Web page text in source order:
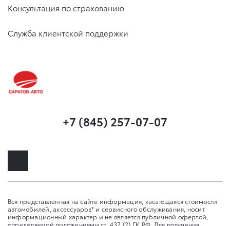
Консультация по страхованию
Служба клиентской поддержки
+7 (845) 257-07-07
Вся представленная на сайте информация, касающаяся стоимости
автомобилей, аксессуаров* и сервисного обслуживания, носит
информационный характер и не является публичной офертой,
определяемой положениями ст. 437 (2) ГК РФ. Для получения